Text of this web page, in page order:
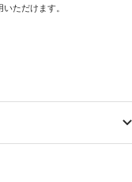
ただけます。